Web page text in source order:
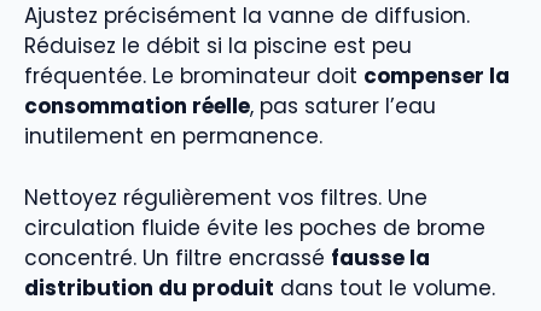
Ajustez précisément la vanne de diffusion.
Réduisez le débit si la piscine est peu
fréquentée. Le brominateur doit compenser la
consommation réelle, pas saturer l’eau
inutilement en permanence.
Nettoyez régulièrement vos filtres. Une
circulation fluide évite les poches de brome
concentré. Un filtre encrassé fausse la
distribution du produit dans tout le volume.